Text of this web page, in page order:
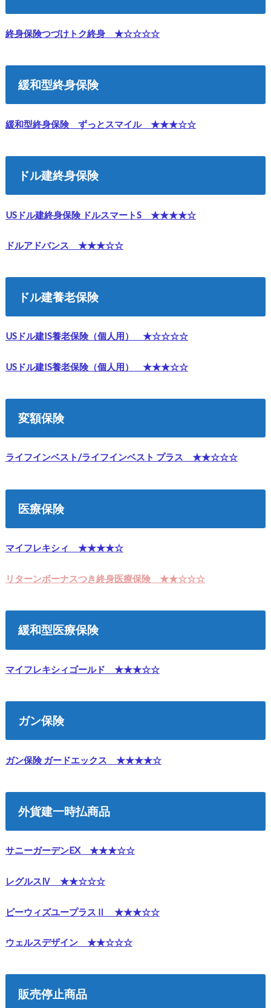
終身保険つづけトク終身 ★☆☆☆☆
緩和型終身保険
緩和型終身保険 ずっとスマイル ★★★☆☆
ドル建終身保険
USドル建終身保険 ドルスマートS ★★★★☆
ドルアドバンス ★★★☆☆
ドル建養老保険
USドル建IS養老保険（個人用） ★☆☆☆☆
USドル建IS養老保険（個人用） ★★★☆☆
変額保険
ライフインベスト/ライフインベスト プラス ★★☆☆☆
医療保険
マイフレキシィ ★★★★☆
リターンボーナスつき終身医療保険 ★★☆☆☆
緩和型医療保険
マイフレキシィゴールド ★★★☆☆
ガン保険
ガン保険 ガードエックス ★★★★☆
外貨建一時払商品
サニーガーデンEX ★★★☆☆
レグルスⅣ ★★☆☆☆
ビーウィズユープラスⅡ ★★★☆☆
ウェルスデザイン ★★☆☆☆
販売停止商品